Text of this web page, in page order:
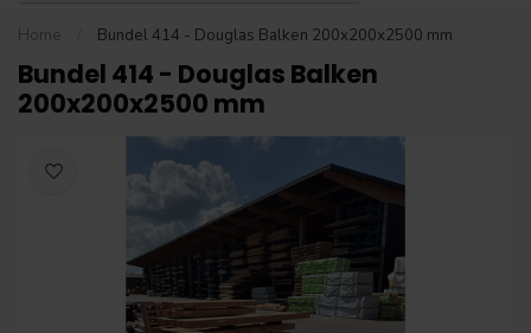
Home Bundel 414 - Douglas Balken 200x200x2500 mm
Bundel 414 - Douglas Balken
200x200x2500 mm